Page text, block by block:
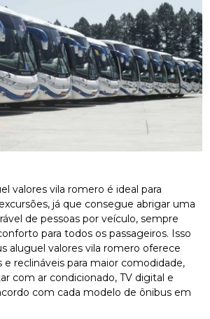
valores vila romero é ideal para
já que consegue abrigar uma
de pessoas por veículo, sempre
para todos os passageiros. Isso
aluguel valores vila romero oferece
e reclináveis para maior comodidade,
com ar condicionado, TV digital e
com cada modelo de ônibus em